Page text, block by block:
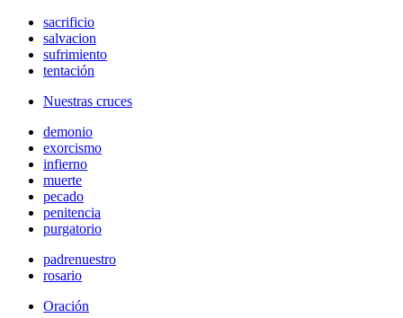
sacrificio
salvacion
sufrimiento
tentación
Nuestras cruces
demonio
exorcismo
infierno
muerte
pecado
penitencia
purgatorio
padrenuestro
rosario
Oración